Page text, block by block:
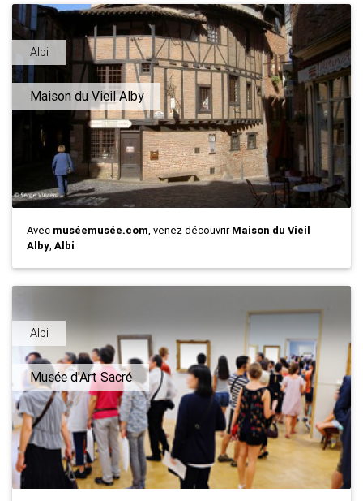
Albi
Maison du Vieil Alby
Avec muséemusée.com, venez découvrirMaison du Vieil
Alby, Albi
Albi
Musée d'Art Sacré